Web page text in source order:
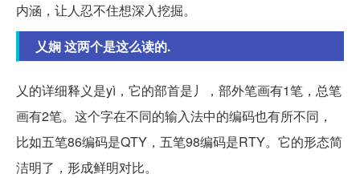
内涵，让人忍不住想深入挖掘。
乂娴 这两个是这么读的.
乂的详细释义是yì，它的部首是丿，部外笔画有1笔，总笔
画有2笔。这个字在不同的输入法中的编码也有所不同，
比如五笔86编码是QTY，五笔98编码是RTY。它的形态简
洁明了，形成鲜明对比。